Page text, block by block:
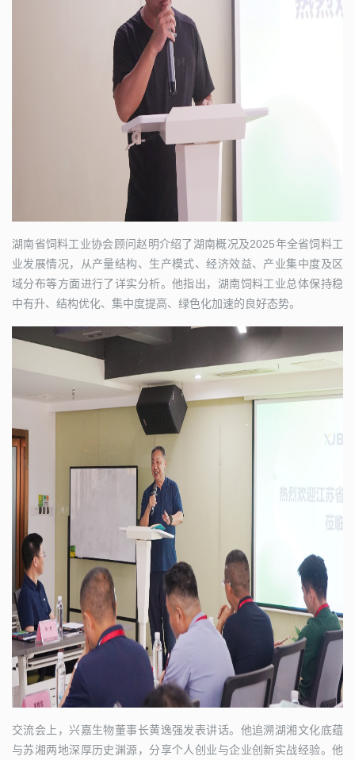
湖南省饲料工业协会顾问赵明介绍了湖南概况及2025年全省饲料工
业发展情况，从产量结构、生产模式、经济效益、产业集中度及区
域分布等方面进行了详实分析。他指出，湖南饲料工业总体保持稳
中有升、结构优化、集中度提高、绿色化加速的良好态势。
交流会上，兴嘉生物董事长黄逸强发表讲话。他追溯湖湘文化底蕴
与苏湘两地深厚历史渊源，分享个人创业与企业创新实战经验。他